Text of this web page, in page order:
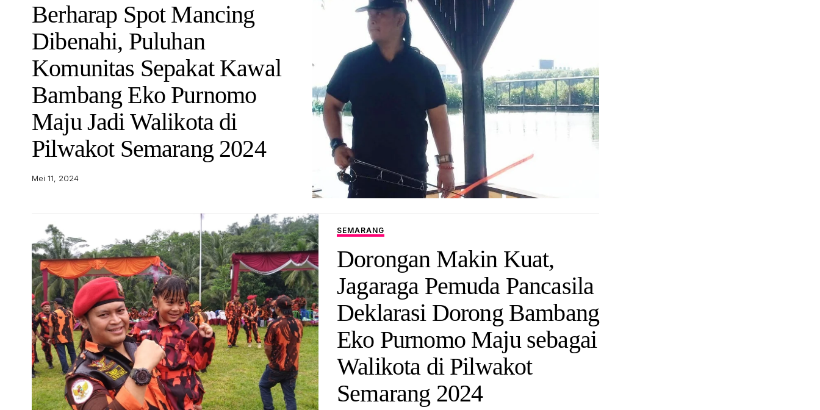
Berharap Spot Mancing
Dibenahi, Puluhan
Komunitas Sepakat Kawal
Bambang Eko Purnomo
Maju Jadi Walikota di
Pilwakot Semarang 2024
Mei 11, 2024
SEMARANG
Dorongan Makin Kuat,
Jagaraga Pemuda Pancasila
Deklarasi Dorong Bambang
Eko Purnomo Maju sebagai
Walikota di Pilwakot
Semarang 2024